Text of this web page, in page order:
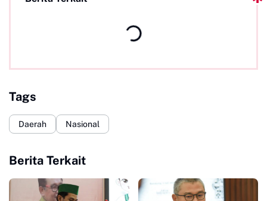
Tags
Daerah Nasional
Berita Terkait